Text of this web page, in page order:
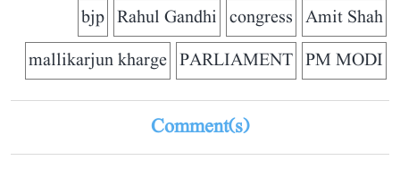
Amit Shah
congress
Rahul Gandhi
bjp
PM MODI
PARLIAMENT
mallikarjun kharge
Comment(s)